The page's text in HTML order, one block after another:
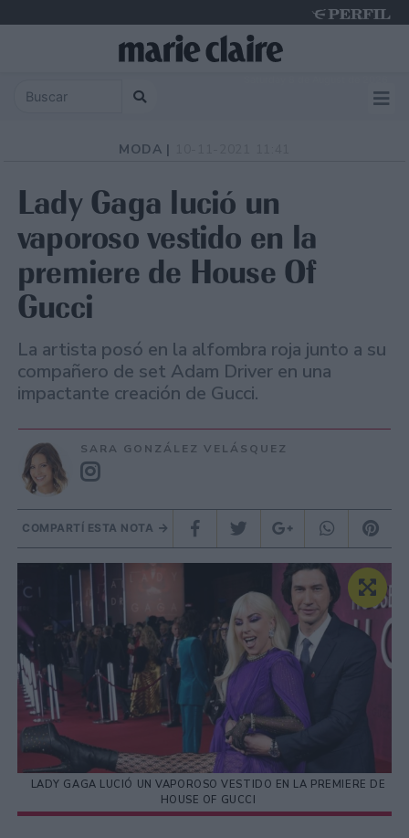
MODA |
Lady Gaga lució un
vaporoso vestido en la
premiere de House Of
Gucci
La artista posó en la alfombra roja junto a su
compañero de set Adam Driver en una
impactante creación de Gucci.
SARA GONZÁLEZ VELÁSQUEZ
COMPARTÍ ESTA NOTA
LADY GAGA LUCIÓ UN VAPOROSO VESTIDO EN LA PREMIERE DE
HOUSE OF GUCCI